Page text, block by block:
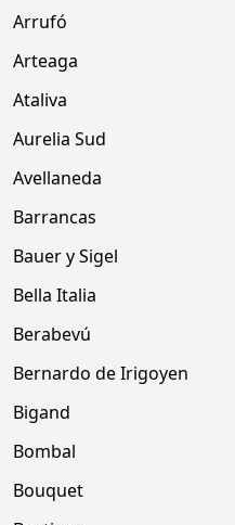
Arrufó
Arteaga
Ataliva
Aurelia Sud
Avellaneda
Barrancas
Bauer y Sigel
Bella Italia
Berabevú
Bernardo de Irigoyen
Bigand
Bombal
Bouquet